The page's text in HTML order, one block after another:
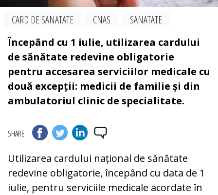
CARD DE SANATATE CNAS
SANATATE
Începând cu 1 iulie, utilizarea cardului
de sănătate redevine obligatorie
pentru accesarea serviciilor medicale cu
două excepții: medicii de familie și din
ambulatoriul clinic de specialitate.
SHARE
Utilizarea cardului național de sănătate
redevine obligatorie, începând cu data de 1
iulie, pentru serviciile medicale acordate în